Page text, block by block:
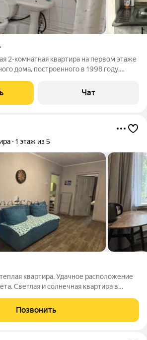
2-комнатная квартира на первом этаже
дома, построенного в 1998 году.
в 16.4 кв. м. В квартире выполнен
что
Чат
1 этаж из 5
квартира. Удачное расположение
Светлая и солнечная квартира в
нет. Потолок выровнен и
Позвонить